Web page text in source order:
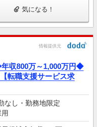
気になる！
情報提供元
収800万～1,000万円◆
転職支援サービス求
なし・勤務地限定